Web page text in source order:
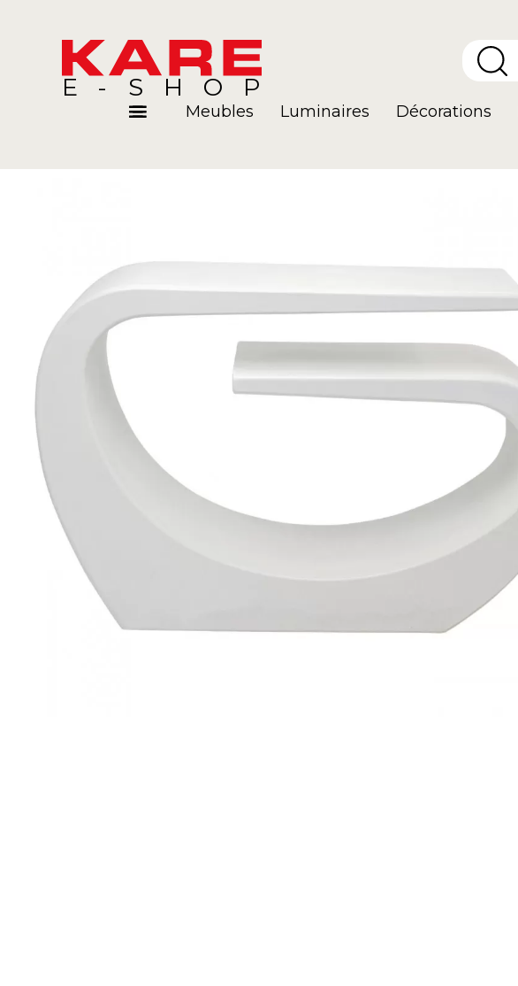
E-SHOP
Meubles Luminaires Décorations